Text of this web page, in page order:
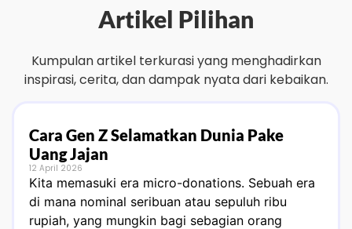
Artikel Pilihan
Kumpulan artikel terkurasi yang menghadirkan
inspirasi, cerita, dan dampak nyata dari kebaikan.
Cara Gen Z Selamatkan Dunia Pake
Uang Jajan
12 April 2026
Kita memasuki era micro-donations. Sebuah era
di mana nominal seribuan atau sepuluh ribu
rupiah, yang mungkin bagi sebagian orang